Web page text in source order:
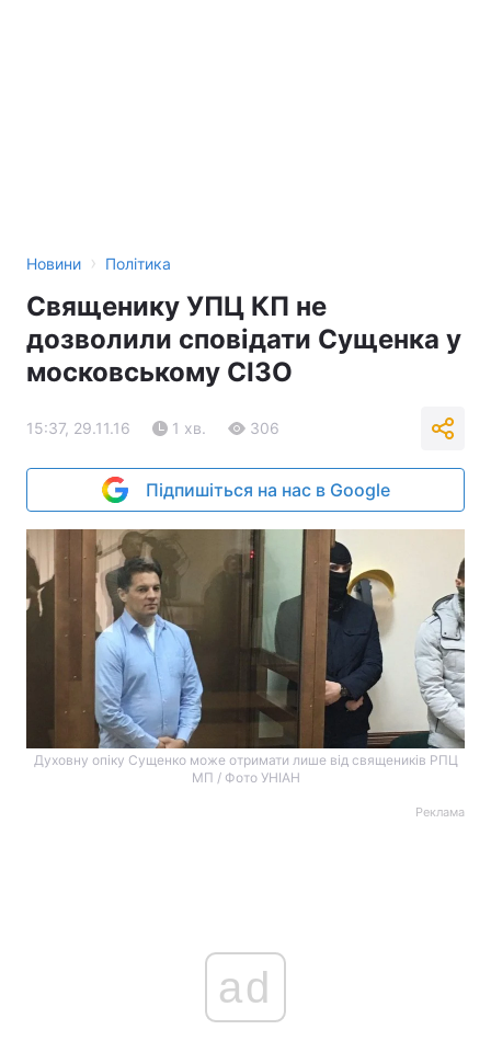
Новини › Політика
Священику УПЦ КП не
дозволили сповідати Сущенка у
московському СІЗО
15:37, 29.11.16 1 хв. 306
Підпишіться на нас в Google
Духовну опіку Сущенко може отримати лише від священиків РПЦ
МП / Фото УНІАН
Реклама
ad